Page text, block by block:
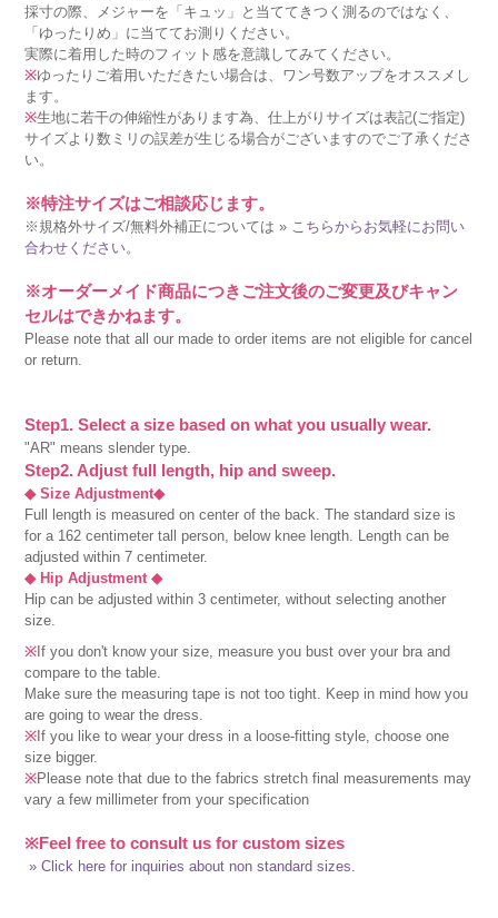
採寸の際、メジャーを「キュッ」と当ててきつく測るのではなく、
「ゆったりめ」に当ててお測りください。
実際に着用した時のフィット感を意識してみてください。
※ゆったりご着用いただきたい場合は、ワン号数アップをオススメし
ます。
※生地に若干の伸縮性があります為、仕上がりサイズは表記(ご指定)
サイズより数ミリの誤差が生じる場合がございますのでご了承くださ
い。
※特注サイズはご相談応じます。
※規格外サイズ/無料外補正については » こちらからお気軽にお問い
合わせください。
※オーダーメイド商品につきご注文後のご変更及びキャン
セルはできかねます。
Please note that all our made to order items are not eligible for cancel
or return.
Step1. Select a size based on what you usually wear.
"AR" means slender type.
Step2. Adjust full length, hip and sweep.
◆ Size Adjustment◆
Full length is measured on center of the back. The standard size is
for a 162 centimeter tall person, below knee length. Length can be
adjusted within 7 centimeter.
◆ Hip Adjustment ◆
Hip can be adjusted within 3 centimeter, without selecting another
size.
※ If you don't know your size, measure you bust over your bra and
compare to the table.
Make sure the measuring tape is not too tight. Keep in mind how you
are going to wear the dress.
※ If you like to wear your dress in a loose-fitting style, choose one
size bigger.
※Please note that due to the fabrics stretch final measurements may
vary a few millimeter from your specification
※Feel free to consult us for custom sizes
» Click here for inquiries about non standard sizes.